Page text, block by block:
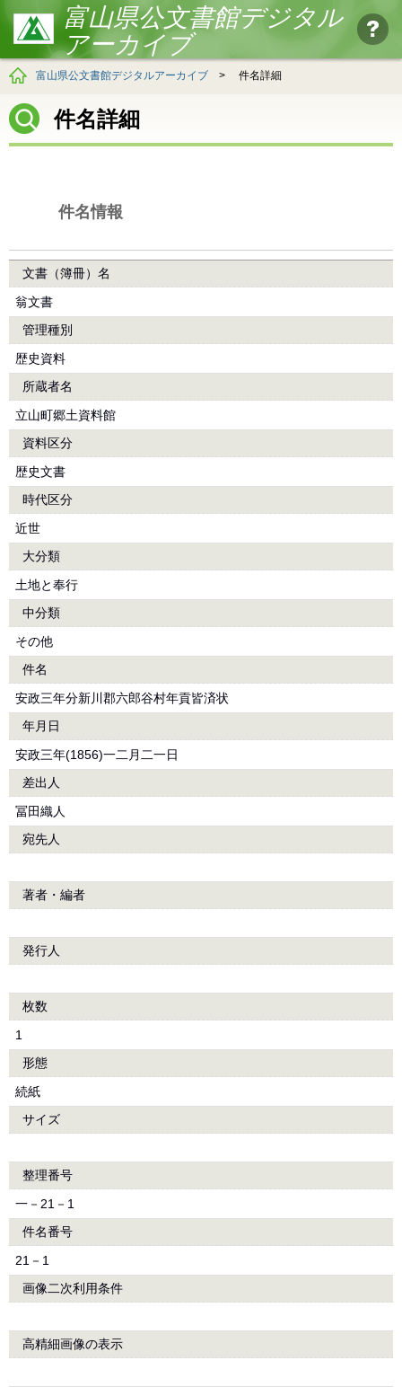
富山県公文書館デジタル
アーカイブ
富山県公文書館デジタルアーカイブ > 件名詳細
件名詳細
件名情報
文書（簿冊）名
翁文書
管理種別
歴史資料
所蔵者名
立山町郷土資料館
資料区分
歴史文書
時代区分
近世
大分類
土地と奉行
中分類
その他
件名
安政三年分新川郡六郎谷村年貢皆済状
年月日
安政三年(1856)一二月二一日
差出人
冨田織人
宛先人
著者・編者
発行人
枚数
1
形態
続紙
サイズ
整理番号
一－21－1
件名番号
21－1
画像二次利用条件
高精細画像の表示